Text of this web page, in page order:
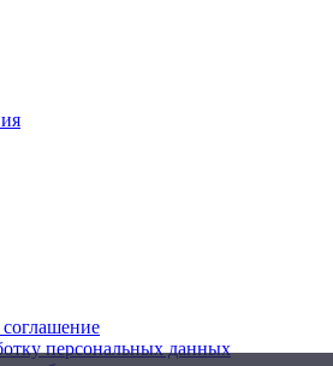
соглашение
персональных данных